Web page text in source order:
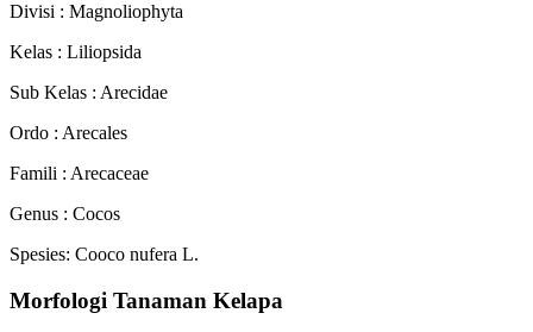
Divisi : Magnoliophyta
Kelas : Liliopsida
Sub Kelas : Arecidae
Ordo : Arecales
Famili : Arecaceae
Genus : Cocos
Spesies: Cooco nufera L.
Morfologi Tanaman Kelapa